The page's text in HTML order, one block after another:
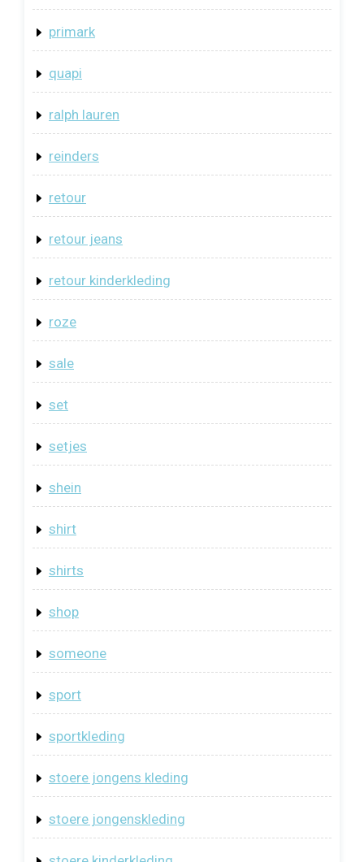
primark
quapi
ralph lauren
reinders
retour
retour jeans
retour kinderkleding
roze
sale
set
setjes
shein
shirt
shirts
shop
someone
sport
sportkleding
stoere jongens kleding
stoere jongenskleding